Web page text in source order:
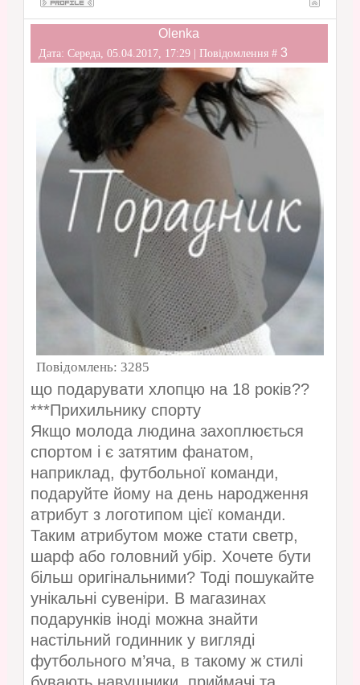
Olenka
Дата: Середа, 05.04.2017, 17:29 | Повідомлення # 3
Повідомлень: 3285
що подарувати хлопцю на 18 років??
***Прихильнику спорту
Якщо молода людина захоплюється
спортом і є затятим фанатом,
наприклад, футбольної команди,
подаруйте йому на день народження
атрибут з логотипом цієї команди.
Таким атрибутом може стати светр,
шарф або головний убір. Хочете бути
більш оригінальними? Тоді пошукайте
унікальні сувеніри. В магазинах
подарунків іноді можна знайти
настільний годинник у вигляді
футбольного м’яча, в такому ж стилі